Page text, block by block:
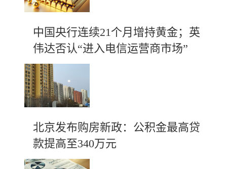
中国央行连续21个月增持黄金；英
伟达否认“进入电信运营商市场”
北京发布购房新政：公积金最高贷
款提高至340万元